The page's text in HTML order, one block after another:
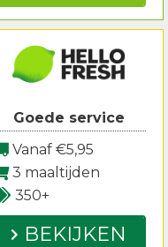
Goede service
Vanaf €5,95
3 maaltijden
350+
BEKIJKEN